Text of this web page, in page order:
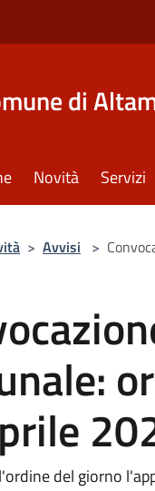
di
Novità Servizi
> Avvisi >
del giorno